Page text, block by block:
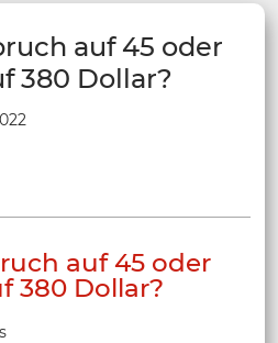
auf 45 oder
380 Dollar?
auf 45 oder
380 Dollar?